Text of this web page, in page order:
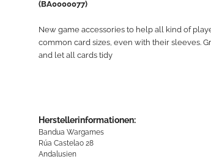
(BA0000077)
New game accessories to help all kind of
common card sizes, even with their sleeves.
and let all cards tidy
Herstellerinformationen:
Bandua Wargames
Rúa Castelao 28
Andalusien